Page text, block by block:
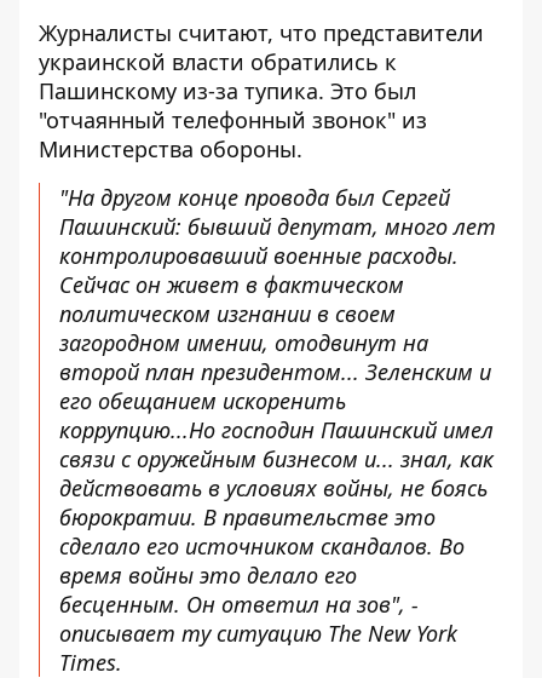
Журналисты считают, что представители
украинской власти обратились к
Пашинскому из-за тупика. Это был
"отчаянный телефонный звонок" из
Министерства обороны.
"На другом конце провода был Сергей
Пашинский: бывший депутат, много лет
контролировавший военные расходы.
Сейчас он живет в фактическом
политическом изгнании в своем
загородном имении, отодвинут на
второй план президентом... Зеленским и
его обещанием искоренить
коррупцию...Но господин Пашинский имел
связи с оружейным бизнесом и... знал, как
действовать в условиях войны, не боясь
бюрократии. В правительстве это
сделало его источником скандалов. Во
время войны это делало его
бесценным. Он ответил на зов", -
описывает ту ситуацию The New York
Times.